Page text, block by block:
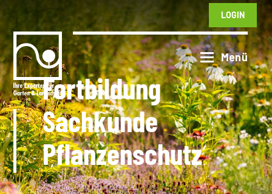
LOGIN
Fortbildung
Sachkunde
Pflanzenschutz